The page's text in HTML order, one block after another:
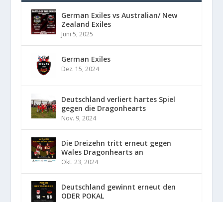
German Exiles vs Australian/ New
Zealand Exiles
Juni 5, 2025
German Exiles
Dez. 15, 2024
Deutschland verliert hartes Spiel
gegen die Dragonhearts
Nov. 9, 2024
Die Dreizehn tritt erneut gegen
Wales Dragonhearts an
Okt. 23, 2024
Deutschland gewinnt erneut den
ODER POKAL